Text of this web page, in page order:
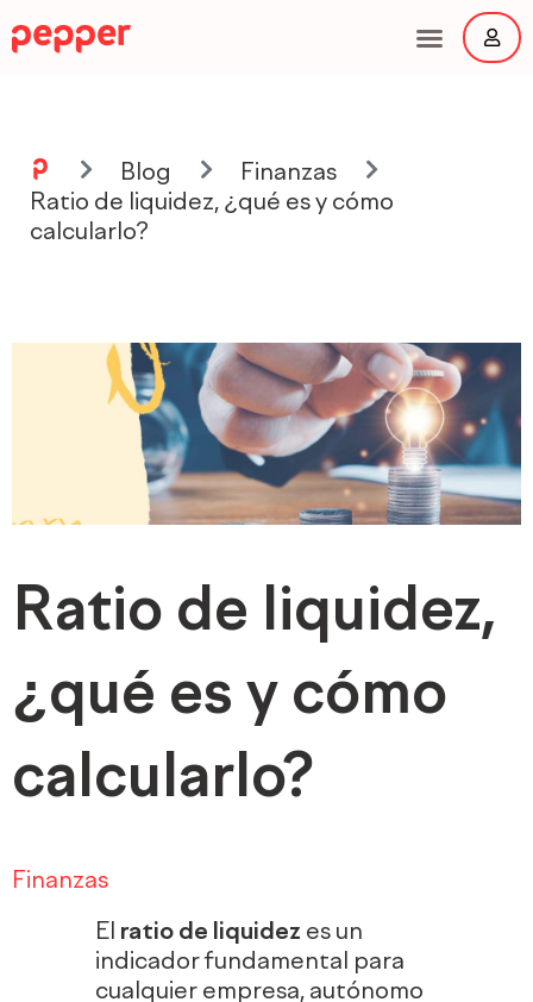
al
Blog
Finanzas
Ratio de liquidez, ¿qué es y cómo
calcularlo?
Ratio de liquidez,
¿qué es y cómo
calcularlo?
Finanzas
El ratio de liquidez es un
indicador fundamental para
cualquier empresa, autónomo